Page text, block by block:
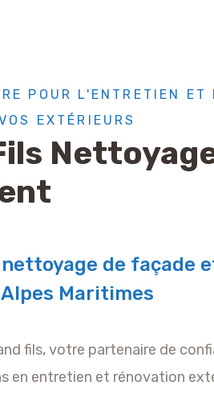
POUR L'ENTRETIEN ET
EXTÉRIEURS
de façade
Maritimes
fils, votre partenaire de
en entretien et rénovation